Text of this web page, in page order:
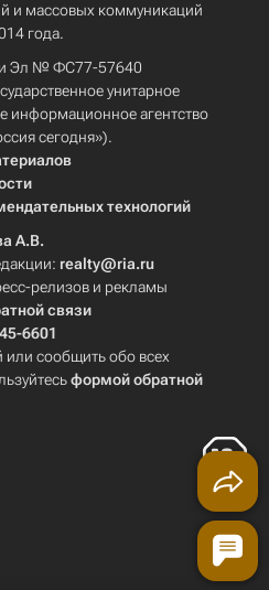
и массовых коммуникаций
года.
Эл № ФС77-57640
унитарное
информационное агентство
сегодня»).
технологий
А.В.
realty@ria.ru
релизов и рекламы
связи
6601
или сообщить обо всех
формой обратной